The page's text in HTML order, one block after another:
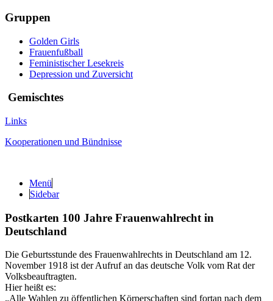
Gruppen
Golden Girls
Frauenfußball
Feministischer Lesekreis
Depression und Zuversicht
Gemischtes
Links
Kooperationen und Bündnisse
Menü
Sidebar
Postkarten 100 Jahre Frauenwahlrecht in
Deutschland
Die Geburtsstunde des Frauenwahlrechts in Deutschland am 12.
November 1918 ist der Aufruf an das deutsche Volk vom Rat der
Volksbeauftragten.
Hier heißt es:
„Alle Wahlen zu öffentlichen Körperschaften sind fortan nach dem